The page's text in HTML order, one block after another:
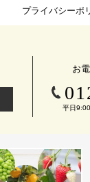
プライバシーポ
お
平日